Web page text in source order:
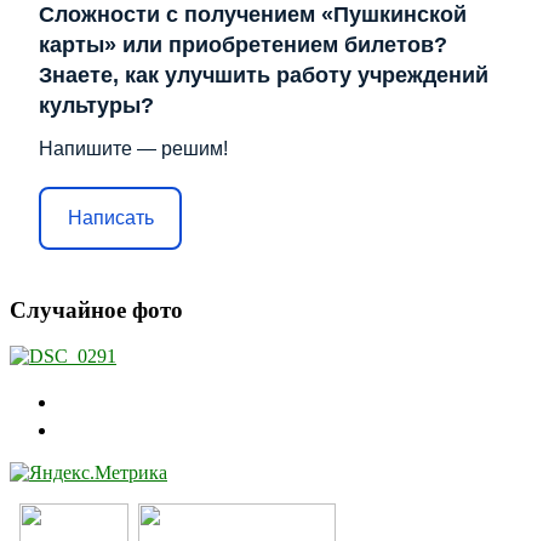
Сложности с получением «Пушкинской
карты» или приобретением билетов?
Знаете, как улучшить работу учреждений
культуры?
Напишите — решим!
Написать
Случайное фото